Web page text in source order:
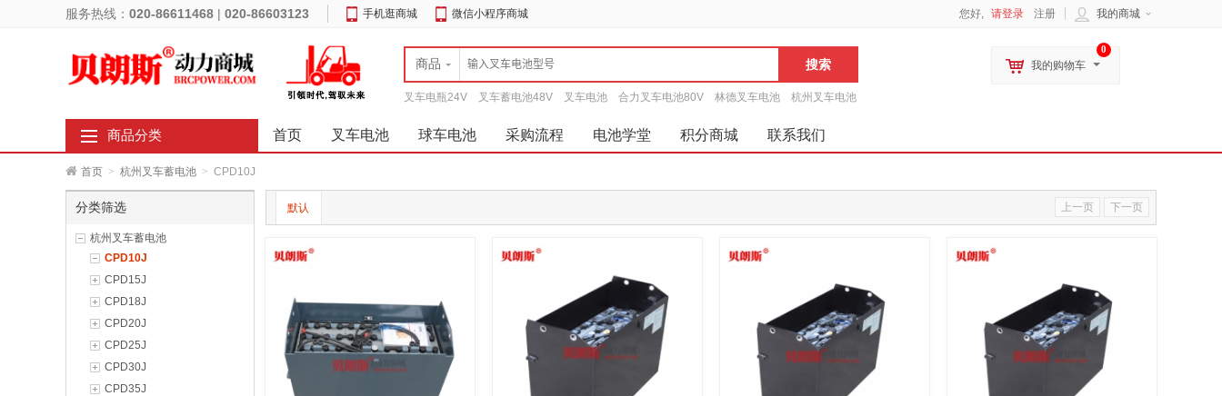
服务热线： 020-86611468 | 020-86603123 手机逛商城 微信小程序商城 我的商城
您好, 请登录 注册
商品
叉车电瓶24V 叉车蓄电池48V 叉车电池 合力叉车电池80V 林德叉车电池 杭州叉车电池
0
我的购物车
商品分类 首页 叉车电池 球车电池 采购流程 电池学堂 积分商城 联系我们
首页 > 杭州叉车蓄电池 > CPD10J
分类筛选
杭州叉车蓄电池
CPD10J
CPD15J
CPD18J
CPD20J
CPD25J
CPD30J
CPD35J
上一页 下一页
默认